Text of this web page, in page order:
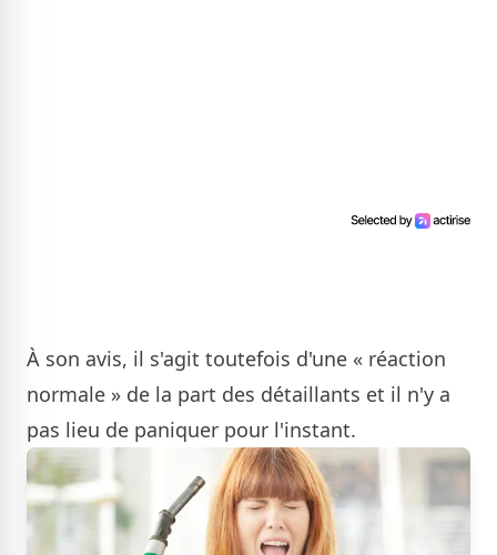
À son avis, il s'agit toutefois d'une « réaction
normale » de la part des détaillants et il n'y a
pas lieu de paniquer pour l'instant.